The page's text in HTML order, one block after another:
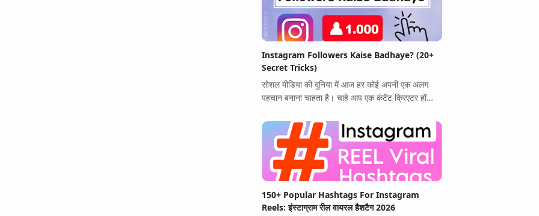
Instagram Followers Kaise Badhaye? (20+
Secret Tricks)
सोशल मीडिया की दुनिया में आज हर कोई अपनी एक अलग
पहचान बनाना चाहता है। चाहे आप एक कंटेंट क्रिएटर हों…
150+ Popular Hashtags For Instagram
Reels: इंस्टाग्राम रील वायरल हैशटैग 2026